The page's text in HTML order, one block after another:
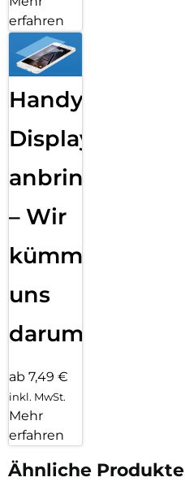
erfahren
Handy
Displayfolie
anbringen
– Wir
kümmern
uns
darum!
ab 7,49 €
inkl. MwSt.
Mehr
erfahren
Ähnliche Produkte